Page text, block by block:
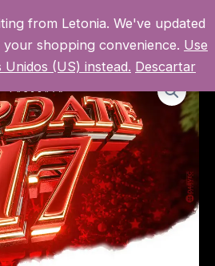
MI CUENTA
from Letonia. We've updated
shopping convenience. Use
(US) instead. Descartar